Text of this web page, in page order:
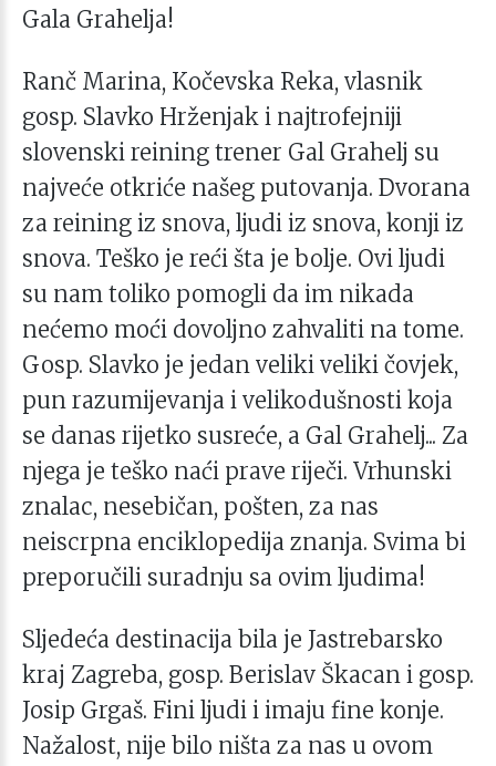
Gala Grahelja!
Ranč Marina, Kočevska Reka, vlasnik
gosp. Slavko Hrženjak i najtrofejniji
slovenski reining trener Gal Grahelj su
najveće otkriće našeg putovanja. Dvorana
za reining iz snova, ljudi iz snova, konji iz
snova. Teško je reći šta je bolje. Ovi ljudi
su nam toliko pomogli da im nikada
nećemo moći dovoljno zahvaliti na tome.
Gosp. Slavko je jedan veliki veliki čovjek,
pun razumijevanja i velikodušnosti koja
se danas rijetko susreće, a Gal Grahelj... Za
njega je teško naći prave riječi. Vrhunski
znalac, nesebičan, pošten, za nas
neiscrpna enciklopedija znanja. Svima bi
preporučili suradnju sa ovim ljudima!
Sljedeća destinacija bila je Jastrebarsko
kraj Zagreba, gosp. Berislav Škacan i gosp.
Josip Grgaš. Fini ljudi i imaju fine konje.
Nažalost, nije bilo ništa za nas u ovom